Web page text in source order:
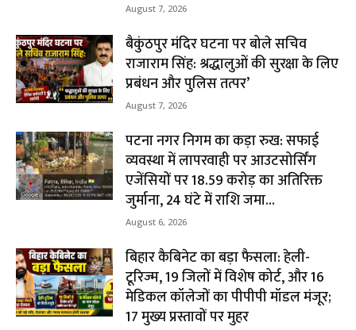
August 7, 2026
बैकुंठपुर मंदिर घटना पर बोले सचिव
राजाराम सिंह: श्रद्धालुओं की सुरक्षा के लिए
प्रबंधन और पुलिस तत्पर’
August 7, 2026
पटना नगर निगम का कड़ा रुख: सफाई
व्यवस्था में लापरवाही पर आउटसोर्सिंग
एजेंसियों पर ₹18.59 करोड़ का अतिरिक्त
जुर्माना, 24 घंटे में राशि जमा...
August 6, 2026
बिहार कैबिनेट का बड़ा फैसला: हेली-
टूरिज्म, 19 जिलों में विशेष कोर्ट, और 16
मेडिकल कॉलेजों का पीपीपी मॉडल मंजूर;
17 मुख्य प्रस्तावों पर मुहर